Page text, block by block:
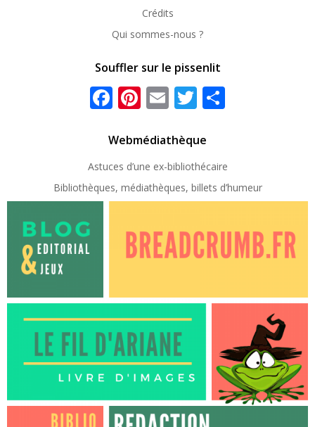
Crédits
Qui sommes-nous ?
Souffler sur le pissenlit
Facebook
Pinterest
EmailTwitter
Webmédiathèque
Astuces d’une ex-bibliothécaire
Bibliothèques, médiathèques, billets d’humeur